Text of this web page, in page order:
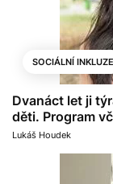
SOCIÁLNÍ INKLUZE
Dvanáct let ji
děti. Program
Lukáš Houdek